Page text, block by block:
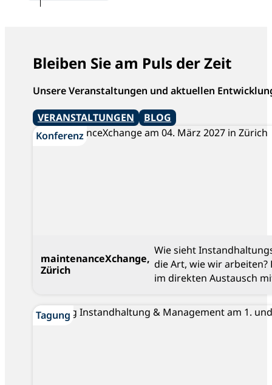
Bleiben Sie am Puls der Zeit
Unsere Veranstaltungen und aktuellen
VERANSTALTUNGEN
BLOG
Konferenz
Konferenz
maintenanceXchange,
Zürich
Wie sieht
die Art, wie wir
im direkten Austausch
Blog
Tagung